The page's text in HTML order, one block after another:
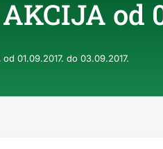
od
od 01.09.2017. do 03.09.2017.